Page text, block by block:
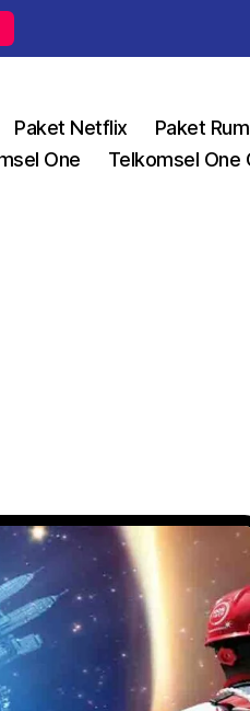
Paket Netflix
Paket
One
Telkomsel One